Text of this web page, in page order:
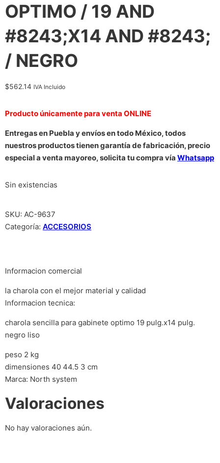
OPTIMO / 19 AND
#8243;X14 AND #8243;
/ NEGRO
$562.14 IVA Incluido
Producto únicamente para venta ONLINE
Entregas en Puebla y envíos en todo México, todos
nuestros productos tienen garantía de fabricación, precio
especial a venta mayoreo, solicita tu compra vía Whatsapp
Sin existencias
SKU: AC-9637
Categoría: ACCESORIOS
Informacion comercial
la charola con el mejor material y calidad
Informacion tecnica:
charola sencilla para gabinete optimo 19 pulg.x14 pulg.
negro liso
peso 2 kg
dimensiones 40 44.5 3 cm
Marca: North system
Valoraciones
No hay valoraciones aún.